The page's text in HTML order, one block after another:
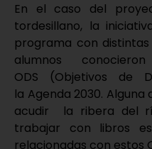
En el caso del
tordesillano, la
programa con
alumnos
ODS (Objetivos de
la Agenda 2030.
acudir la ribera del
trabajar con libros
relacionadas con estos